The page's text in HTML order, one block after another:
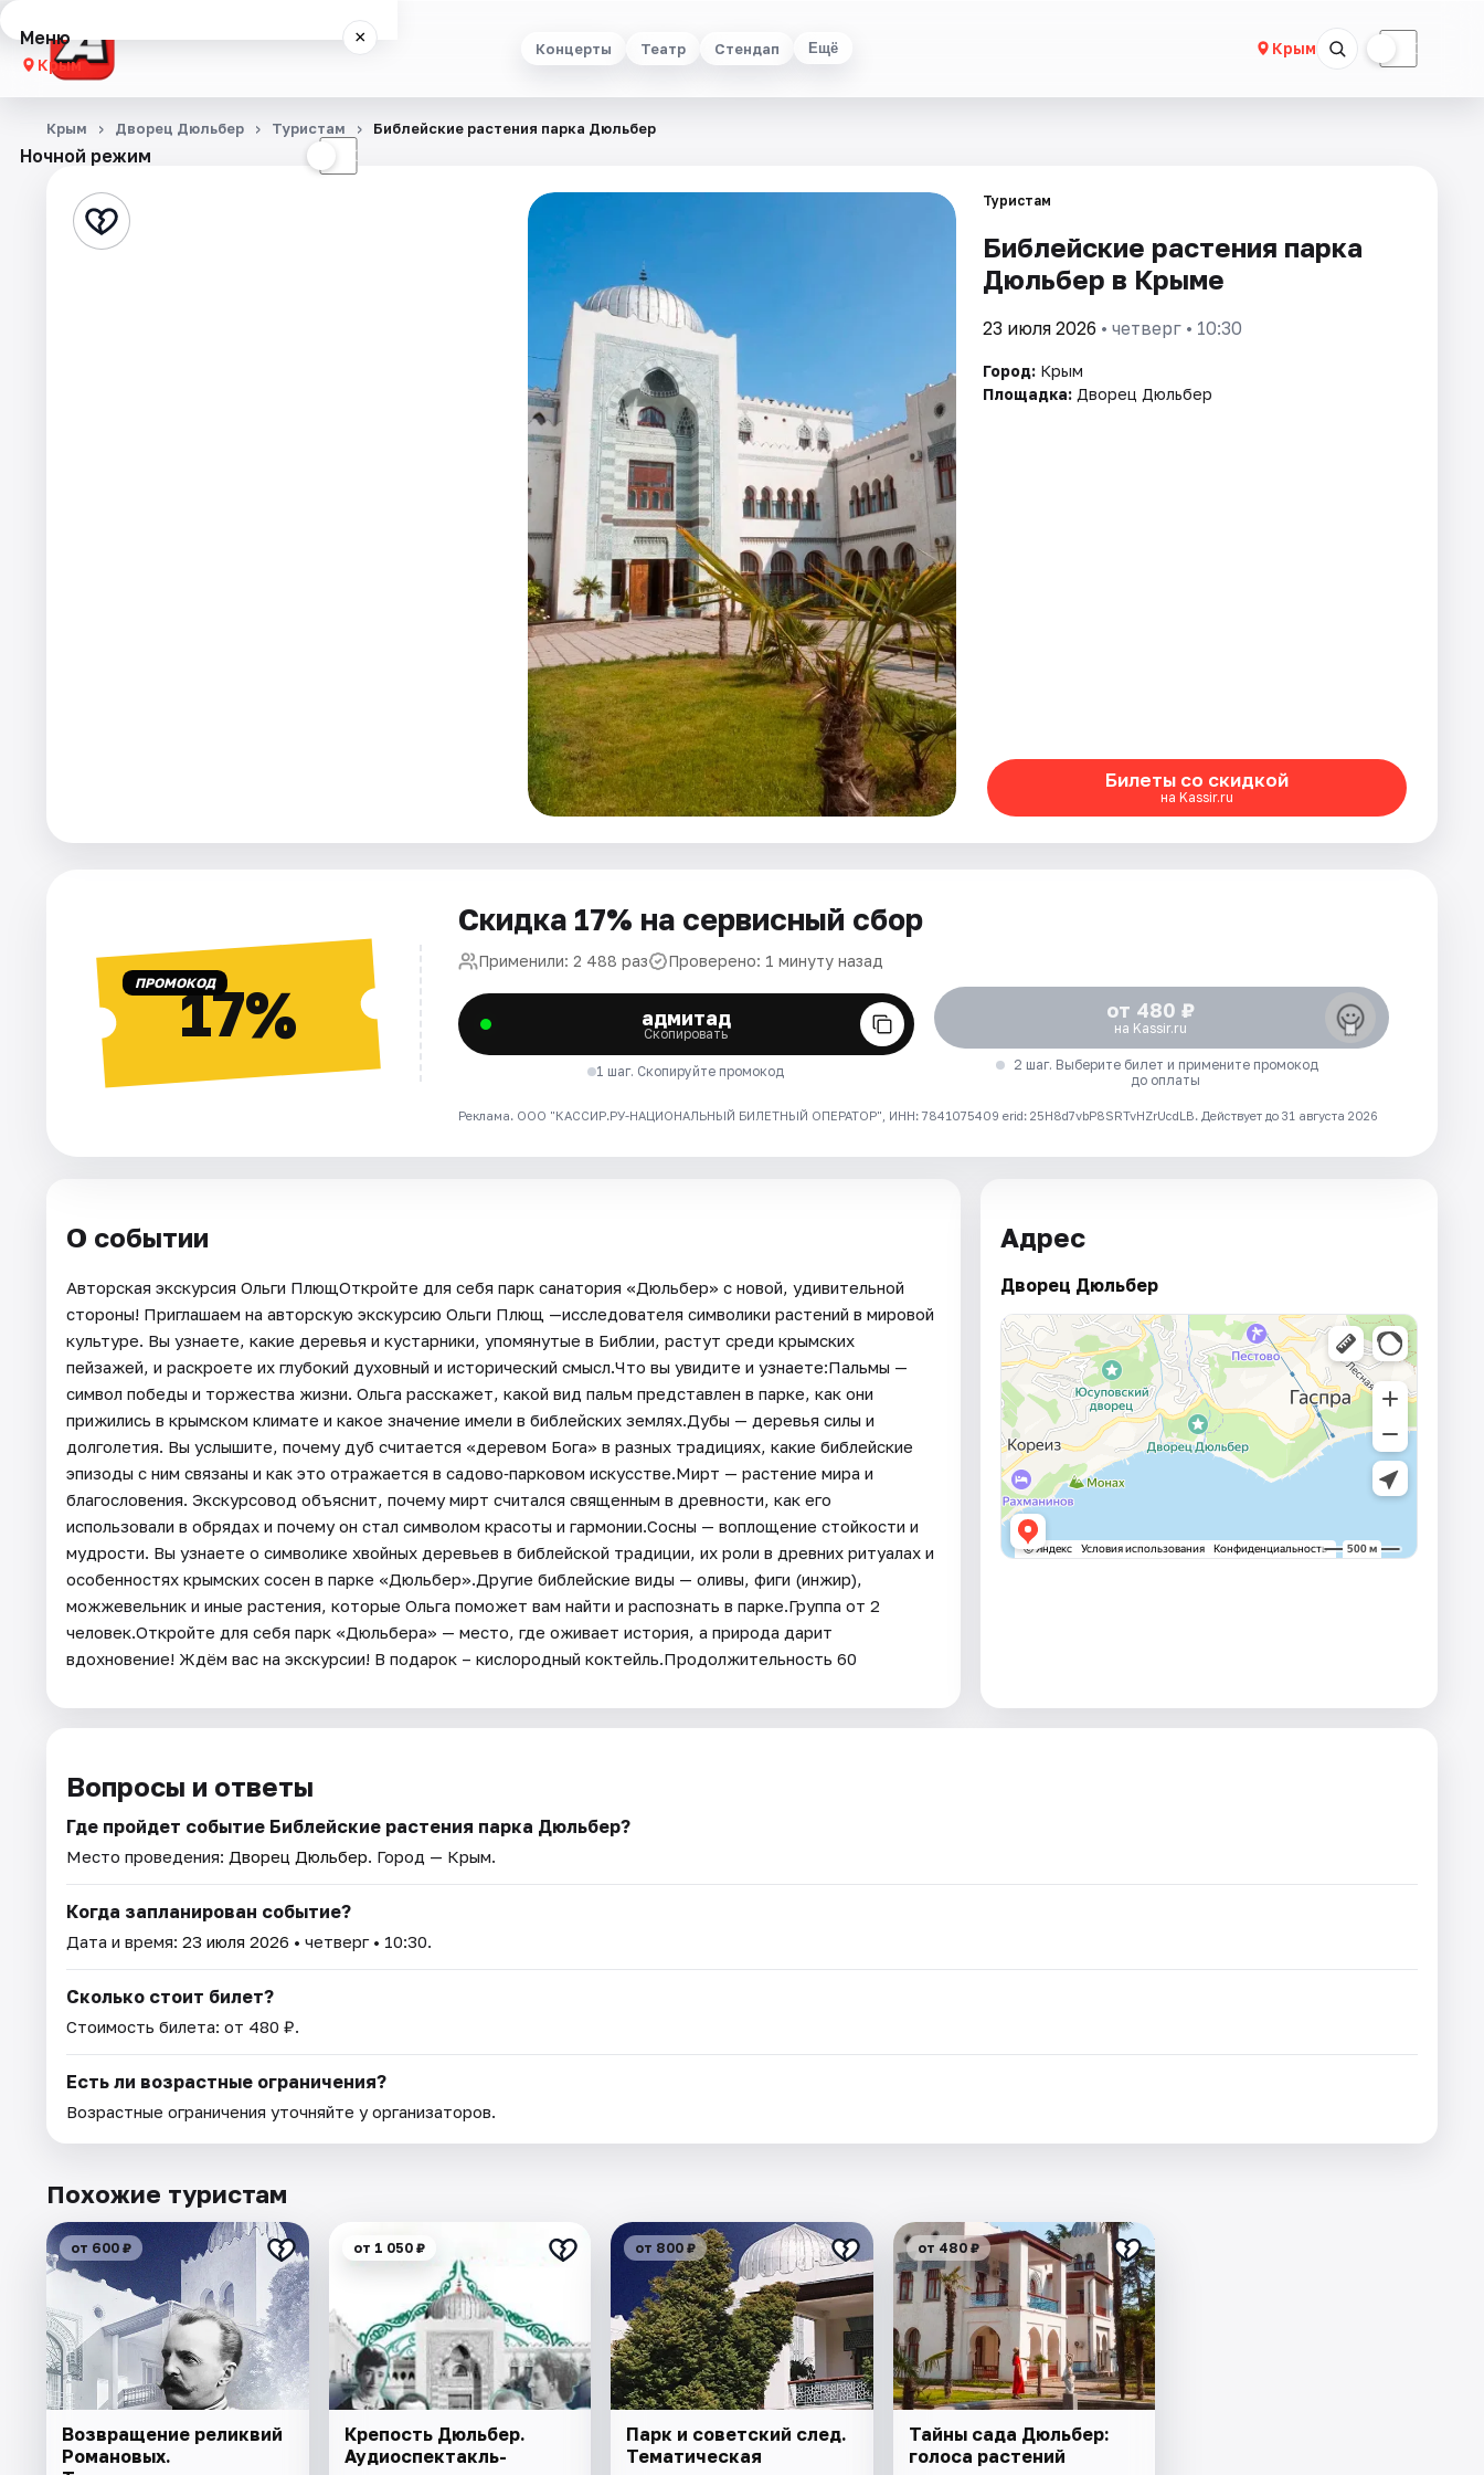
Концерты Театр Стендап Ещё Крым ☾
Меню ×
Крым
Концерты
Стендап
Ночной режим ☾
Крым Дворец Дюльбер Туристам Библейские растения парка Дюльбер
Туристам
Библейские растения парка
Дюльбер в Крыме
23 июля 2026 • четверг • 10:30
Город: Крым
Площадка: Дворец Дюльбер
Билеты со скидкой
на Kassir.ru
ПРОМОКОД17%
Скидка 17% на сервисный сбор
Применили: 2 488 раз Проверено: 1 минуту назад
адмитад
Скопировать
1 шаг. Скопируйте промокод
от 480 ₽
на Kassir.ru
2 шаг. Выберите билет и примените промокод
до оплаты
Реклама. ООО "КАССИР.РУ-НАЦИОНАЛЬНЫЙ БИЛЕТНЫЙ ОПЕРАТОР", ИНН: 7841075409 erid: 25H8d7vbP8SRTvHZrUcdLB. Действует до 31 августа 2026
О событии
Авторская экскурсия Ольги ПлющОткройте для себя парк санатория «Дюльбер» с новой, удивительной
стороны! Приглашаем на авторскую экскурсию Ольги Плющ —исследователя символики растений в мировой
культуре. Вы узнаете, какие деревья и кустарники, упомянутые в Библии, растут среди крымских
пейзажей, и раскроете их глубокий духовный и исторический смысл.Что вы увидите и узнаете:Пальмы —
символ победы и торжества жизни. Ольга расскажет, какой вид пальм представлен в парке, как они
прижились в крымском климате и какое значение имели в библейских землях.Дубы — деревья силы и
долголетия. Вы услышите, почему дуб считается «деревом Бога» в разных традициях, какие библейские
эпизоды с ним связаны и как это отражается в садово‑парковом искусстве.Мирт — растение мира и
благословения. Экскурсовод объяснит, почему мирт считался священным в древности, как его
использовали в обрядах и почему он стал символом красоты и гармонии.Сосны — воплощение стойкости и
мудрости. Вы узнаете о символике хвойных деревьев в библейской традиции, их роли в древних ритуалах и
особенностях крымских сосен в парке «Дюльбер».Другие библейские виды — оливы, фиги (инжир),
можжевельник и иные растения, которые Ольга поможет вам найти и распознать в парке.Группа от 2
человек.Откройте для себя парк «Дюльбера» — место, где оживает история, а природа дарит
вдохновение! Ждём вас на экскурсии! В подарок – кислородный коктейль.Продолжительность 60
Адрес
Дворец Дюльбер
Вопросы и ответы
Где пройдет событие Библейские растения парка Дюльбер?
Место проведения: Дворец Дюльбер. Город — Крым.
Когда запланирован событие?
Дата и время: 23 июля 2026 • четверг • 10:30.
Сколько стоит билет?
Стоимость билета: от 480 ₽.
Есть ли возрастные ограничения?
Возрастные ограничения уточняйте у организаторов.
Похожие туристам
от 600 ₽
Возвращение реликвий
Романовых.
от 1 050 ₽
Крепость Дюльбер.
Аудиоспектакль-
от 800 ₽
Парк и советский след.
Тематическая
от 480 ₽
Тайны сада Дюльбер:
голоса растений